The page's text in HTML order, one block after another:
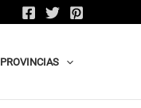
PROVINCIAS